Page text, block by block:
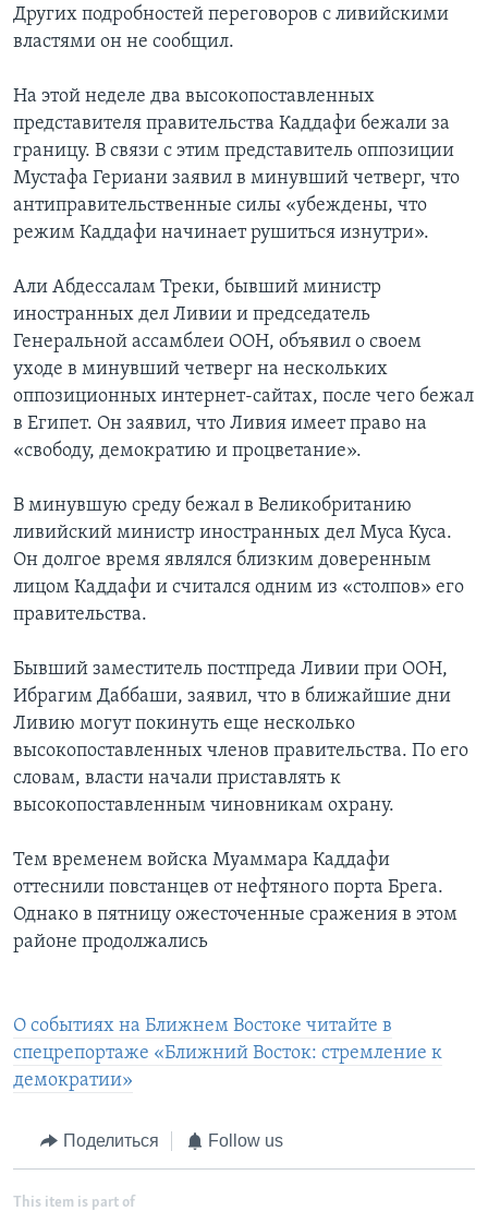
Других подробностей переговоров с ливийскими
властями он не сообщил.
На этой неделе два высокопоставленных
представителя правительства Каддафи бежали за
границу. В связи с этим представитель оппозиции
Мустафа Гериани заявил в минувший четверг, что
антиправительственные силы «убеждены, что
режим Каддафи начинает рушиться изнутри».
Али Абдессалам Треки, бывший министр
иностранных дел Ливии и председатель
Генеральной ассамблеи ООН, объявил о своем
уходе в минувший четверг на нескольких
оппозиционных интернет-сайтах, после чего бежал
в Египет. Он заявил, что Ливия имеет право на
«свободу, демократию и процветание».
В минувшую среду бежал в Великобританию
ливийский министр иностранных дел Муса Куса.
Он долгое время являлся близким доверенным
лицом Каддафи и считался одним из «столпов» его
правительства.
Бывший заместитель постпреда Ливии при ООН,
Ибрагим Даббаши, заявил, что в ближайшие дни
Ливию могут покинуть еще несколько
высокопоставленных членов правительства. По его
словам, власти начали приставлять к
высокопоставленным чиновникам охрану.
Тем временем войска Муаммара Каддафи
оттеснили повстанцев от нефтяного порта Брега.
Однако в пятницу ожесточенные сражения в этом
районе продолжались
О событиях на Ближнем Востоке читайте в
спецрепортаже «Ближний Восток: стремление к
демократии»
Поделиться Follow us
This item is part of